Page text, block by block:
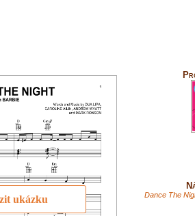
ukázku Dance The